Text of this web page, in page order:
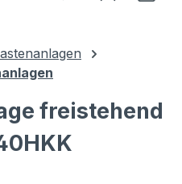
freistehend